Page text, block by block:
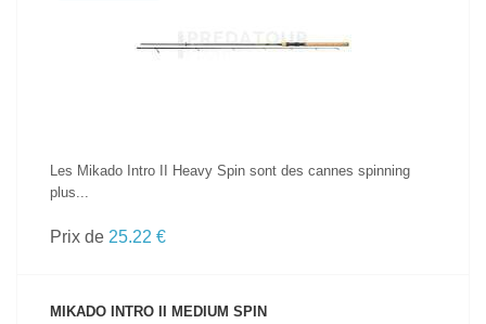
Les Mikado Intro II Heavy Spin sont des cannes spinning
plus...
Prix de 25.22 €
MIKADO INTRO II MEDIUM SPIN